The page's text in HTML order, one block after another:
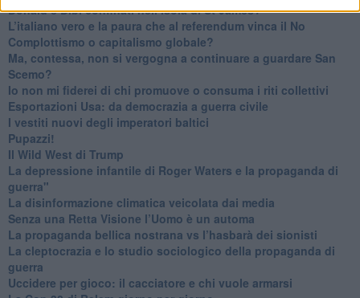
Donald e Bibi confinati nell’isola di St James?
L’italiano vero e la paura che al referendum vinca il No
​Complottismo o capitalismo globale?
​Ma, contessa, non si vergogna a continuare a guardare San
Scemo?
​Io non mi fiderei di chi promuove o consuma i riti collettivi
Esportazioni Usa: da democrazia a guerra civile
​I vestiti nuovi degli imperatori baltici
​Pupazzi!
​Il Wild West di Trump
​La depressione infantile di Roger Waters e la propaganda di
guerra"
​La disinformazione climatica veicolata dai media
Senza una Retta Visione l’Uomo è un automa
​La propaganda bellica nostrana vs l’hasbarà dei sionisti
​La cleptocrazia e lo studio sociologico della propaganda di
guerra
​Uccidere per gioco: il cacciatore e chi vuole armarsi